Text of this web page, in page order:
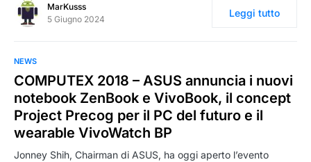
MarKusss
5 Giugno 2024
Leggi tutto
NEWS
COMPUTEX 2018 – ASUS annuncia i nuovi
notebook ZenBook e VivoBook, il concept
Project Precog per il PC del futuro e il
wearable VivoWatch BP
Jonney Shih, Chairman di ASUS, ha oggi aperto l’evento